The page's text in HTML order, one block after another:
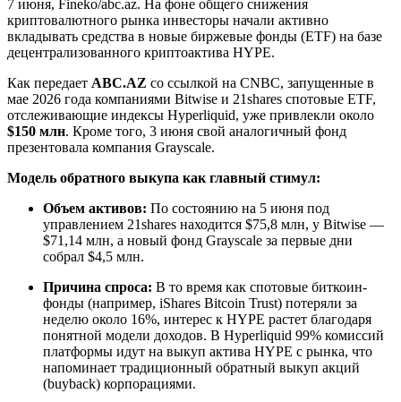
7 июня, Fineko/abc.az. На фоне общего снижения
криптовалютного рынка инвесторы начали активно
вкладывать средства в новые биржевые фонды (ETF) на базе
децентрализованного криптоактива HYPE.
Как передает ABC.AZ со ссылкой на CNBC, запущенные в
мае 2026 года компаниями Bitwise и 21shares спотовые ETF,
отслеживающие индексы Hyperliquid, уже привлекли около
$150 млн. Кроме того, 3 июня свой аналогичный фонд
презентовала компания Grayscale.
Модель обратного выкупа как главный стимул:
Объем активов: По состоянию на 5 июня под
управлением 21shares находится $75,8 млн, у Bitwise —
$71,14 млн, а новый фонд Grayscale за первые дни
собрал $4,5 млн.
Причина спроса: В то время как спотовые биткоин-
фонды (например, iShares Bitcoin Trust) потеряли за
неделю около 16%, интерес к HYPE растет благодаря
понятной модели доходов. В Hyperliquid 99% комиссий
платформы идут на выкуп актива HYPE с рынка, что
напоминает традиционный обратный выкуп акций
(buyback) корпорациями.